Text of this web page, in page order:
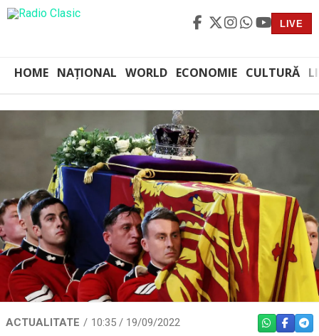
LIVE
HOME NAȚIONAL WORLD ECONOMIE CULTURĂ
ACTUALITATE 10:35 / 19/09/2022 WHATSAPP